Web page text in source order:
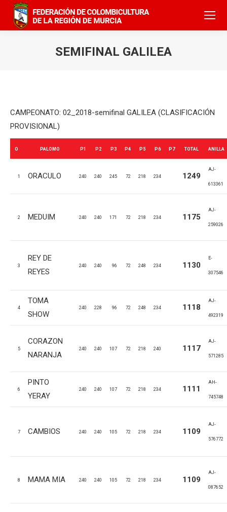
SEMIFINAL GALILEA
CAMPEONATO: 02_2018-semifinal GALILEA (CLASIFICACIÓN
PROVISIONAL)
O PALOMO P1 P2 P3 P4 P5 P6 P7 TOTAL ANILLA
1 ORACULO 240 240 245 72 218 234 1249
AJ-
613361
2 MEDUIM 240 240 171 72 218 234 1175
AJ-
259026
3
REY DE
REYES
240 240 96 72 248 234 1130
E-
307546
4
TOMA
SHOW
240 228 96 72 248 234 1118
AJ-
492319
5
CORAZON
NARANJA
240 240 107 72 218 240 1117
AJ-
571285
6
PINTO
YERAY
240 240 107 72 218 234 1111
AH-
745748
7 CAMBIOS 240 240 105 72 218 234 1109
AJ-
576772
8 MAMA MIA 240 240 105 72 218 234 1109
AJ-
087652